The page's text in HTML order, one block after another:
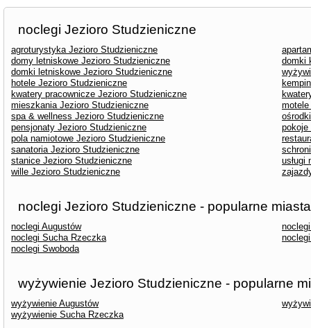
noclegi Jezioro Studzieniczne
agroturystyka Jezioro Studzieniczne
domy letniskowe Jezioro Studzieniczne
domki
domki letniskowe Jezioro Studzieniczne
hotele Jezioro Studzieniczne
kwatery pracownicze Jezioro Studzieniczne
mieszkania Jezioro Studzieniczne
spa & wellness Jezioro Studzieniczne
pensjonaty Jezioro Studzieniczne
pokoje
pola namiotowe Jezioro Studzieniczne
sanatoria Jezioro Studzieniczne
stanice Jezioro Studzieniczne
usługi
wille Jezioro Studzieniczne
noclegi Jezioro Studzieniczne - popularne miasta
noclegi Augustów
noclegi Sucha Rzeczka
noclegi Swoboda
wyżywienie Jezioro Studzieniczne - popularne
wyżywienie Augustów
wyżywienie Sucha Rzeczka